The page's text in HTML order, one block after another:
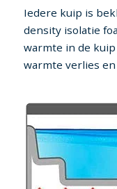
Iedere kuip is
density isolatie
warmte in de
warmte verlies